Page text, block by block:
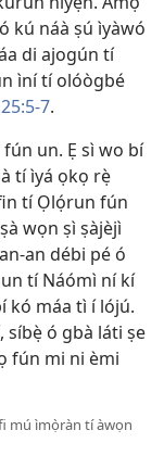
kú náà ṣú ìyàwó
di ajogún tí
ìní tí olóògbé
7.
un. Ẹ sì wo bí
tí ìyá ọkọ rẹ̀
tí Ọlọ́run fún
wọn ṣì ṣàjèjì
an débi pé ó
tí Náómì ní kí
kó máa tì í lójú.
síbẹ̀ ó gbà láti ṣe
fún mi ni èmi
mú ìmọ̀ràn tí àwọn